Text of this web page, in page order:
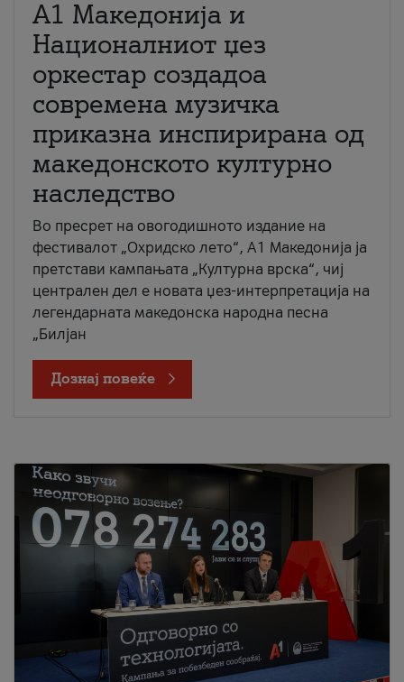
А1 Македонија и
Националниот џез
оркестар создадоа
современа музичка
приказна инспирирана од
македонското културно
наследство
Во пресрет на овогодишното издание на
фестивалот „Охридско лето“, А1 Македонија ја
претстави кампањата „Културна врска“, чиј
централен дел е новата џез-интерпретација на
легендарната македонска народна песна
„Билјан
Дознај повеќе